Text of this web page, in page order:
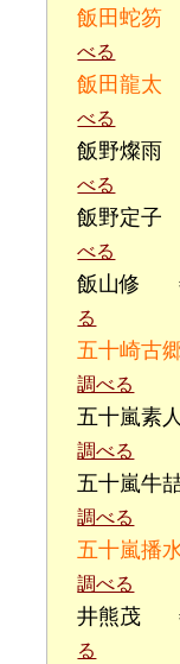
飯田蛇笏
べる
飯田龍太
べる
飯野燦雨
べる
飯野定子
べる
飯山修
る
五十崎古
調べる
五十嵐素
調べる
五十嵐牛
調べる
五十嵐播
調べる
井熊茂
る